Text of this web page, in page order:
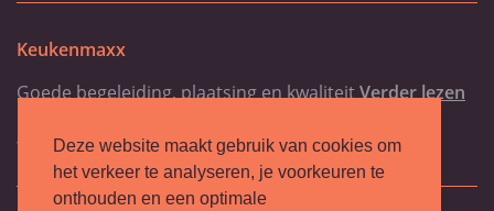
Deze website maakt gebruik van cookies om
het verkeer te analyseren, je voorkeuren te
onthouden en een optimale
Keukenmaxx
Goede begeleiding, plaatsing en kwaliteitVerder lezen
-Dylano Matthys